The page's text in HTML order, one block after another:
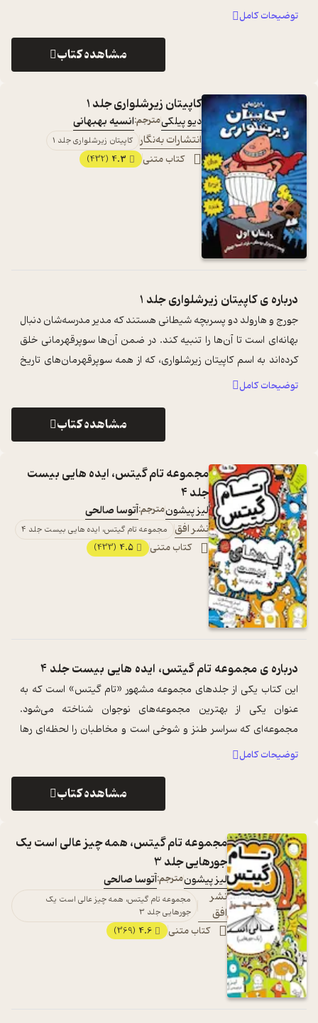
زيادي از خوانند ...
توضیحات کامل
مشاهده کتاب
کاپیتان زیرشلواری جلد 1
دیو پیلکیمترجم:انسیه بهبهانی
انتشارات به‌نگار کاپیتان زیرشلواری جلد 1
کتاب متنی 4.3
(432)
درباره یکاپیتان زیرشلواری جلد 1
جورج و هارولد دو پسربچه شیطانی هستند که مدیر مدرسه‌شان دنبال
بهانه‌ای است تا آن‌ها را تنبیه کند. در ضمن آن‌ها سوپرقهرمانی خلق
کرده‌اند به اسم کاپیتان زیرشلواری، که از همه سوپرقهرمان‌های تاریخ
بهتر ... ...
توضیحات کامل
مشاهده کتاب
مجموعه تام گیتس، ایده هایی بیست
جلد 4
لیز پیشونمترجم:آتوسا صالحی
نشر افق
مجموعه تام گیتس، ایده هایی بیست جلد 4
کتاب متنی 4.5
(433)
درباره یمجموعه تام گیتس، ایده هایی بیست جلد 4
این کتاب یکی از جلدهای مجموعه مشهور «تام گیتس‌» است که به
عنوان یکی از بهترین مجموعه‌های نوجوان شناخته می‌شود.
مجموعه‌ای که سراسر طنز و شوخی است و مخاطبان را لحظه‌ای رها
نخواهد کرد. این مجموعه برگز ...
توضیحات کامل
مشاهده کتاب
مجموعه تام گیتس، همه چیز عالی است یک
جورهایی جلد 3
لیز پیشونمترجم:آتوسا صالحی
نشر
افق
مجموعه تام گیتس، همه چیز عالی است یک
جورهایی جلد 3
کتاب متنی 4.6
(369)